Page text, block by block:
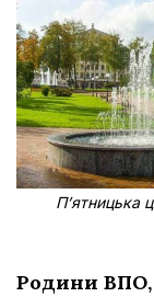
П’ятницька
Родини ВПО,